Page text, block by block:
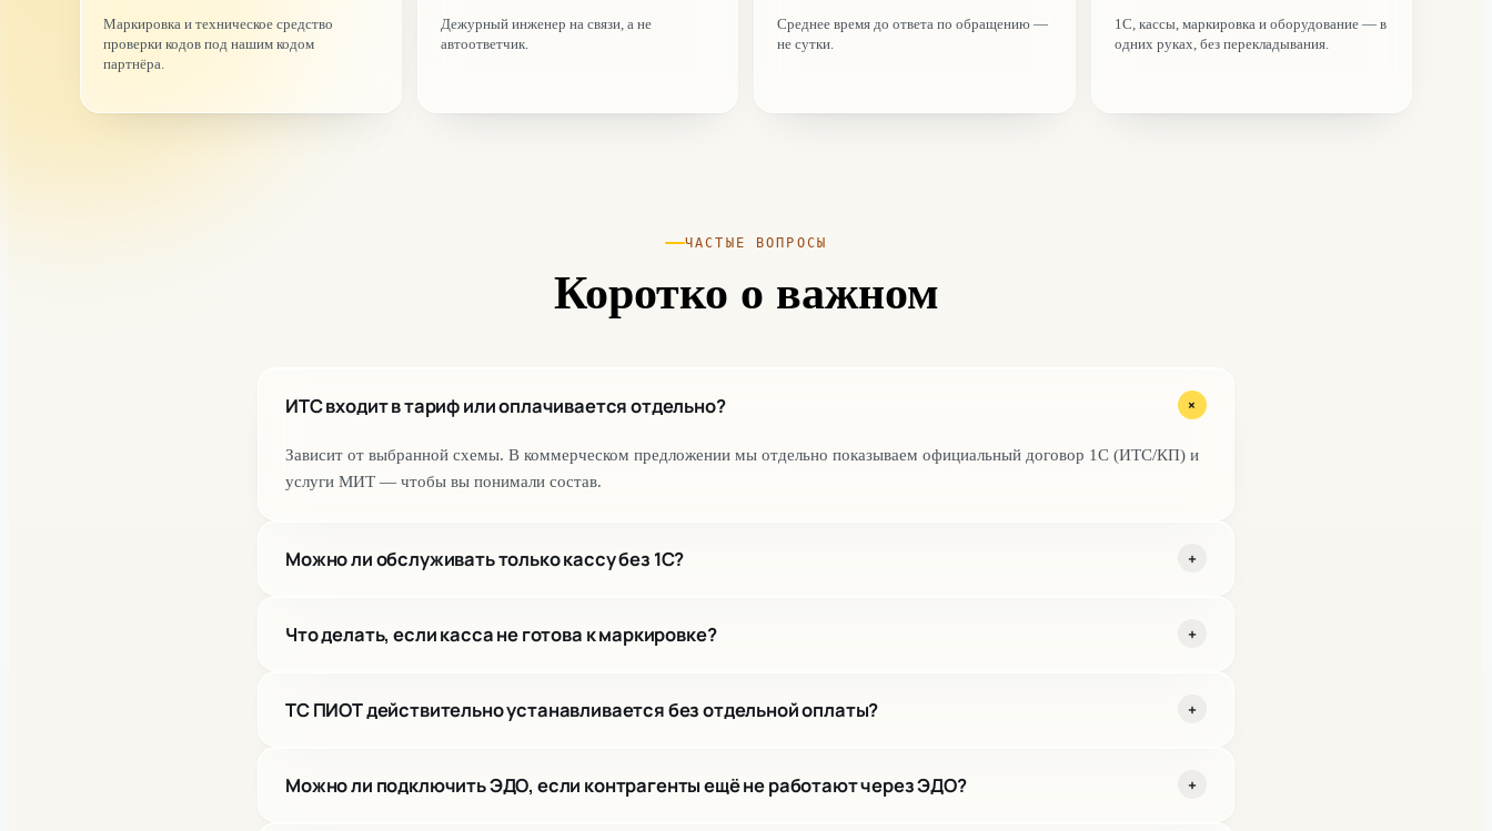
Маркировка и техническое средство
проверки кодов под нашим кодом
партнёра.
Дежурный инженер на связи, а не
автоответчик.
Среднее время до ответа по обращению —
не сутки.
1С, кассы, маркировка и оборудование — в
одних руках, без перекладывания.
ЧАСТЫЕ ВОПРОСЫ
Коротко о важном
ИТС входит в тариф или оплачивается отдельно? +
Зависит от выбранной схемы. В коммерческом предложении мы отдельно показываем официальный договор 1С (ИТС/КП) и
услуги МИТ — чтобы вы понимали состав.
Можно ли обслуживать только кассу без 1С? +
Что делать, если касса не готова к маркировке? +
проверим продажу маркированного товара.
ТС ПИОТ действительно устанавливается без отдельной оплаты? +
ФН, ОФД и дополнительные работы считаются отдельно.
Можно ли подключить ЭДО, если контрагенты ещё не работают через ЭДО? +